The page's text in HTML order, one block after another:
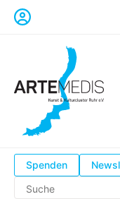
Spenden